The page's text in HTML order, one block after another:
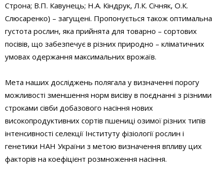
Строна; В.П. Кавунець; Н.А. Кіндрук, Л.К. Січняк, О.К.
Слюсаренко) – загущені. Пропонується також оптимальна
густота рослин, яка прийнята для товарно – сортових
посівів, що забезпечує в різних природно – кліматичних
умовах одержання максимальних врожаїв.
Мета наших досліджень полягала у визначенні порогу
можливості зменшення норм висіву в поєднанні з різними
строками сівби добазового насіння нових
високопродуктивних сортів пшениці озимої різних типів
інтенсивності селекції Інституту фізіології рослин і
генетики НАН України з метою визначення впливу цих
факторів на коефіцієнт розмноження насіння.